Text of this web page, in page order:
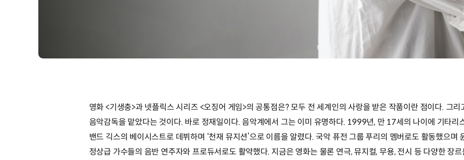
영화 <기생충>과 넷플릭스 시리즈 <오징어 게임>의 공통점은? 모두 전 세계인의 사랑을 받은 작품이란 점이다. 그리
음악감독을 맡았다는 것이다. 바로 정재일이다. 음악계에서 그는 이미 유명하다. 1999년, 만 17세의 나이에 기타리
밴드 긱스의 베이시스트로 데뷔하며 ‘천재 뮤지션’으로 이름을 알렸다. 국악 퓨전 그룹 푸리의 멤버로도 활동했으며
정상급 가수들의 음반 연주자와 프로듀서로도 활약했다. 지금은 영화는 물론 연극, 뮤지컬, 무용, 전시 등 다양한 장